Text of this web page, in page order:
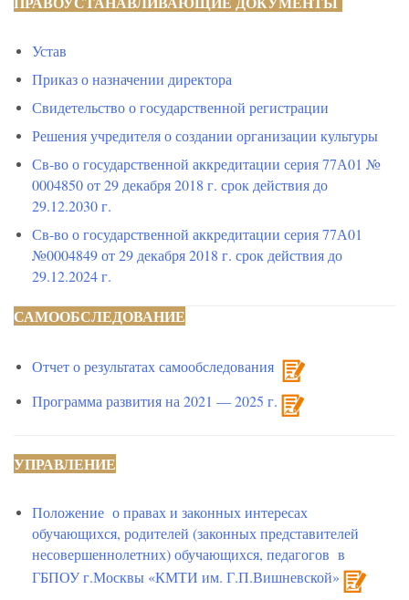
Устав
Приказ о назначении директора
Свидетельство о государственной регистрации
Решения учредителя о создании организации культуры
Св-во о государственной аккредитации серия 77А01 №
0004850 от 29 декабря 2018 г. срок действия до
29.12.2030 г.
Св-во о государственной аккредитации серия 77А01
№0004849 от 29 декабря 2018 г. срок действия до
29.12.2024 г.
САМООБСЛЕДОВАНИЕ
Отчет о результатах самообследования
Программа развития на 2021 — 2025 г.
УПРАВЛЕНИЕ
Положение о правах и законных интересах
обучающихся, родителей (законных представителей
несовершеннолетних) обучающихся, педагогов в
ГБПОУ г.Москвы «КМТИ им. Г.П.Вишневской»